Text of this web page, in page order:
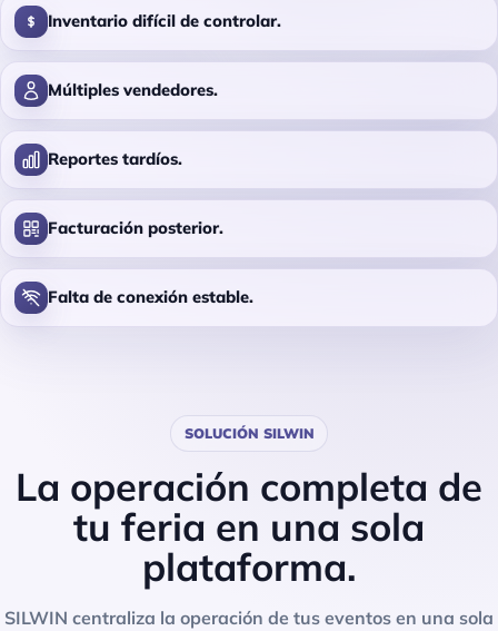
Inventario difícil de controlar.
Múltiples vendedores.
Reportes tardíos.
Facturación posterior.
Falta de conexión estable.
SOLUCIÓN SILWIN
La operación completa de
tu feria en una sola
plataforma.
SILWIN centraliza la operación de tus eventos en una sola